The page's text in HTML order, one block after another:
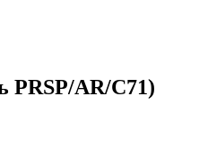
PRSP/AR/C71)